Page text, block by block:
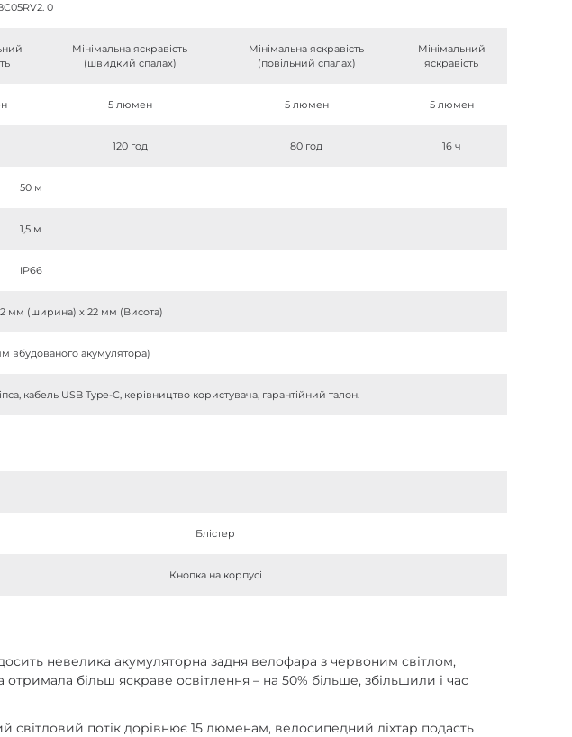
0
Мінімальна яскравість
(швидкий спалах)
Мінімальна яскравість
(повільний спалах)
Мінімальний
яскравість
5 люмен 5 люмен 5 люмен
120 год 80 год 16 ч
50 м
1,5 м
IP66
мм (ширина) х 22 мм (Висота)
вбудованого акумулятора)
кабель USB Type-C, керівництво користувача, гарантійний талон.
Блістер
Кнопка на корпусі
невелика акумуляторна задня велофара з червоним світлом,
більш яскраве освітлення – на 50% більше, збільшили і час
потік дорівнює 15 люменам, велосипедний ліхтар подасть